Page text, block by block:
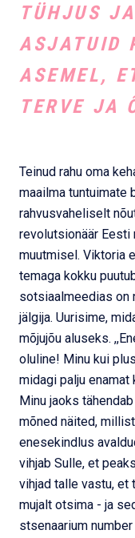
TÜHJUS
ASJATUID
ASEMEL,
TERVE JA
Teinud rahu oma
maailma tuntuimate
rahvusvaheliselt
revolutsionäär
muutmisel. Viktoria
temaga kokku
sotsiaalmeedias on
jälgija. Uurisime,
mõjujõu aluseks.
oluline! Minu kui
midagi palju
Minu jaoks
mõned näited,
enesekindlus
vihjab Sulle, et
vihjad talle vastu, et
mujalt otsima - ja
stsenaarium